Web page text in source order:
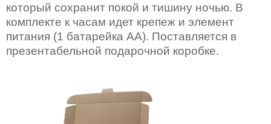
который сохранит покой и тишину ночью. В
комплекте к часам идет крепеж и элемент
питания (1 батарейка AA). Поставляется в
презентабельной подарочной коробке.